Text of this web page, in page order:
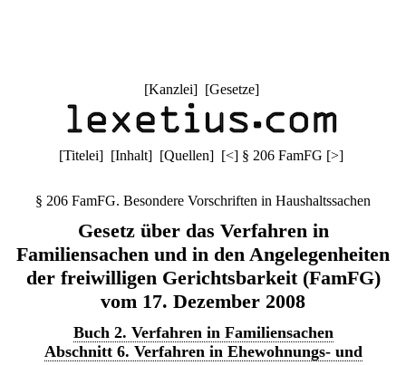
[Kanzlei] [Gesetze]
[Titelei] [Inhalt] [Quellen] [<] § 206 FamFG [>]
§ 206 FamFG. Besondere Vorschriften in Haushaltssachen
Gesetz über das Verfahren in
Familiensachen und in den Angelegenheiten
der freiwilligen Gerichtsbarkeit (FamFG)
vom 17. Dezember 2008
Buch 2. Verfahren in Familiensachen
Abschnitt 6. Verfahren in Ehewohnungs- und